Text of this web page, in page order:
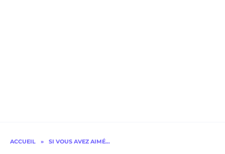
ACCUEIL » SI VOUS AVEZ AIMÉ…